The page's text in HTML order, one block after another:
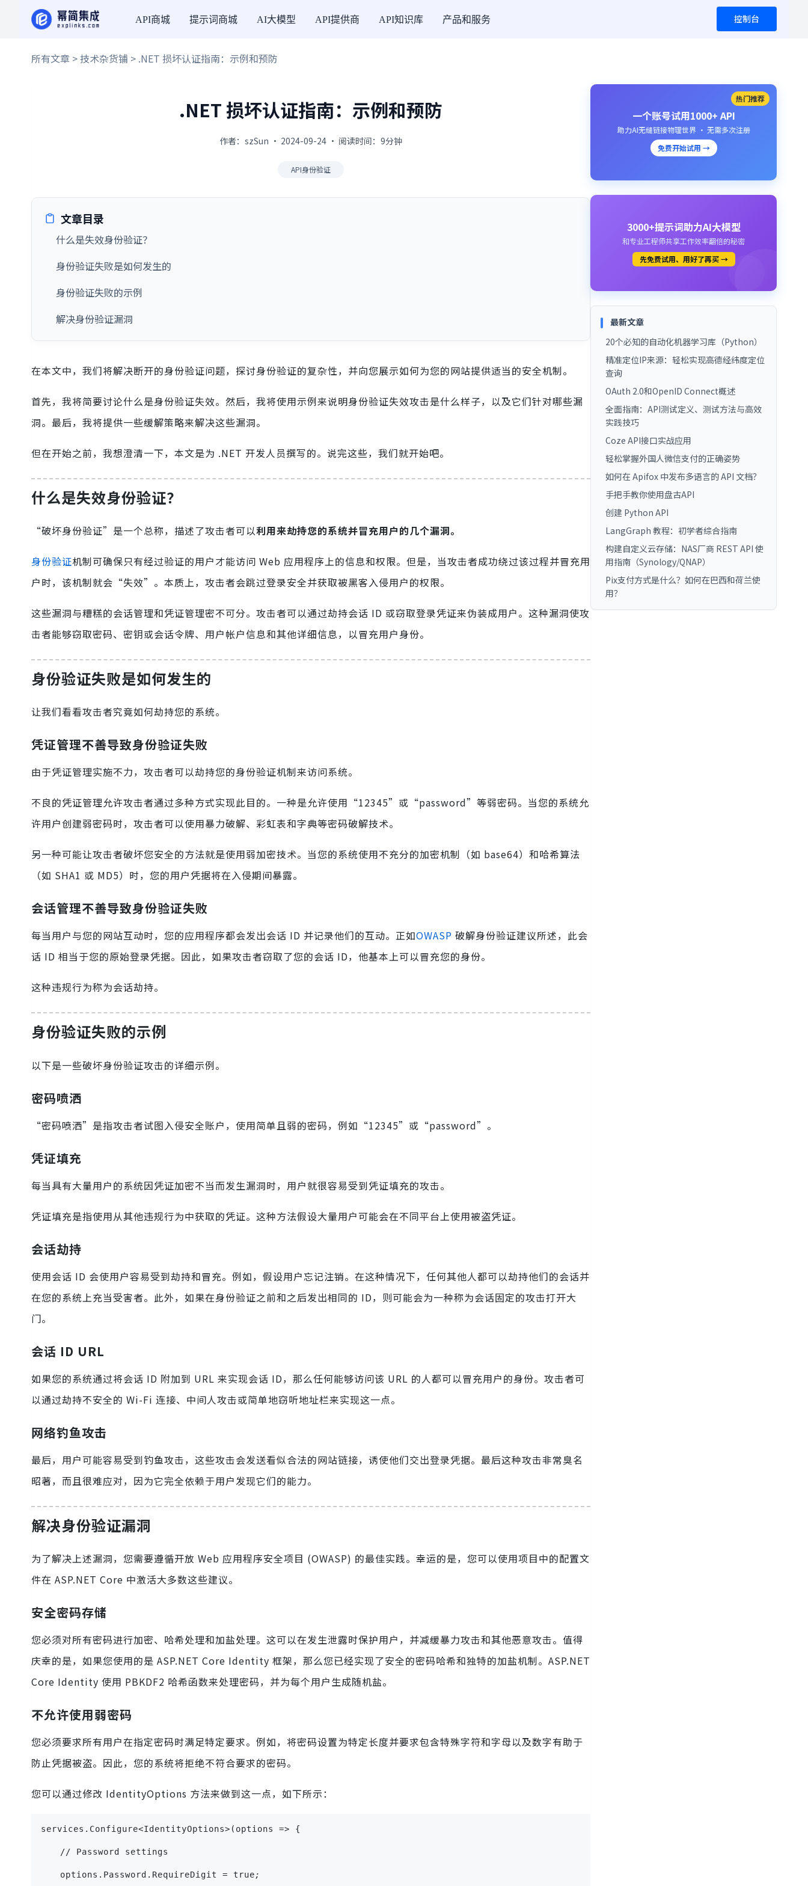
API商城 提示词商城 AI大模型 API提供商 API知识库 产品和服务 控制台
所有文章 >技术杂货铺 > .NET 损坏认证指南：示例和预防
.NET 损坏认证指南：示例和预防
作者：szSun · 2024-09-24 · 阅读时间：9分钟
API身份验证
文章目录
什么是失效身份验证？
身份验证失败是如何发生的
身份验证失败的示例
解决身份验证漏洞
在本文中，我们将解决断开的身份验证问题，探讨身份验证的复杂性，并向您展示如何为您的网站提供适当的安全机制。
首先，我将简要讨论什么是身份验证失效。然后，我将使用示例来说明身份验证失效攻击是什么样子，以及它们针对哪些漏
洞。最后，我将提供一些缓解策略来解决这些漏洞。
但在开始之前，我想澄清一下，本文是为 .NET 开发人员撰写的。说完这些，我们就开始吧。
什么是失效身份验证？
“破坏身份验证”是一个总称，描述了攻击者可以利用来劫持您的系统并冒充用户的几个漏洞。
身份验证机制可确保只有经过验证的用户才能访问 Web 应用程序上的信息和权限。但是，当攻击者成功绕过该过程并冒充用
户时，该机制就会“失效”。本质上，攻击者会跳过登录安全并获取被黑客入侵用户的权限。
这些漏洞与糟糕的会话管理和凭证管理密不可分。攻击者可以通过劫持会话 ID 或窃取登录凭证来伪装成用户。这种漏洞使攻
击者能够窃取密码、密钥或会话令牌、用户帐户信息和其他详细信息，以冒充用户身份。
身份验证失败是如何发生的
让我们看看攻击者究竟如何劫持您的系统。
凭证管理不善导致身份验证失败
由于凭证管理实施不力，攻击者可以劫持您的身份验证机制来访问系统。
不良的凭证管理允许攻击者通过多种方式实现此目的。一种是允许使用“12345”或“password”等弱密码。当您的系统允
许用户创建弱密码时，攻击者可以使用暴力破解、彩虹表和字典等密码破解技术。
另一种可能让攻击者破坏您安全的方法就是使用弱加密技术。当您的系统使用不充分的加密机制（如 base64）和哈希算法
（如 SHA1 或 MD5）时，您的用户凭据将在入侵期间暴露。
会话管理不善导致身份验证失败
每当用户与您的网站互动时，您的应用程序都会发出会话 ID 并记录他们的互动。正如OWASP 破解身份验证建议所述，此会
话 ID 相当于您的原始登录凭据。因此，如果攻击者窃取了您的会话 ID，他基本上可以冒充您的身份。
这种违规行为称为会话劫持。
身份验证失败的示例
以下是一些破坏身份验证攻击的详细示例。
密码喷洒
“密码喷洒”是指攻击者试图入侵安全账户，使用简单且弱的密码，例如“12345”或“password”。
凭证填充
每当具有大量用户的系统因凭证加密不当而发生漏洞时，用户就很容易受到凭证填充的攻击。
凭证填充是指使用从其他违规行为中获取的凭证。这种方法假设大量用户可能会在不同平台上使用被盗凭证。
会话劫持
使用会话 ID 会使用户容易受到劫持和冒充。例如，假设用户忘记注销。在这种情况下，任何其他人都可以劫持他们的会话并
在您的系统上充当受害者。此外，如果在身份验证之前和之后发出相同的 ID，则可能会为一种称为会话固定的攻击打开大
门。
会话 ID URL
如果您的系统通过将会话 ID 附加到 URL 来实现会话 ID，那么任何能够访问该 URL 的人都可以冒充用户的身份。攻击者可
以通过劫持不安全的 Wi-Fi 连接、中间人攻击或简单地窃听地址栏来实现这一点。
网络钓鱼攻击
最后，用户可能容易受到钓鱼攻击，这些攻击会发送看似合法的网站链接，诱使他们交出登录凭据。最后这种攻击非常臭名
昭著，而且很难应对，因为它完全依赖于用户发现它们的能力。
解决身份验证漏洞
为了解决上述漏洞，您需要遵循开放 Web 应用程序安全项目 (OWASP) 的最佳实践。幸运的是，您可以使用项目中的配置文
件在 ASP.NET Core 中激活大多数这些建议。
安全密码存储
您必须对所有密码进行加密、哈希处理和加盐处理。这可以在发生泄露时保护用户，并减缓暴力攻击和其他恶意攻击。值得
庆幸的是，如果您使用的是 ASP.NET Core Identity 框架，那么您已经实现了安全的密码哈希和独特的加盐机制。ASP.NET
Core Identity 使用 PBKDF2 哈希函数来处理密码，并为每个用户生成随机盐。
不允许使用弱密码
您必须要求所有用户在指定密码时满足特定要求。例如，将密码设置为特定长度并要求包含特殊字符和字母以及数字有助于
防止凭据被盗。因此，您的系统将拒绝不符合要求的密码。
您可以通过修改 IdentityOptions 方法来做到这一点，如下所示：
services.Configure<IdentityOptions>(options => {
	// Password settings
	options.Password.RequireDigit = true
;
热门推荐
一个账号试用1000+ API
助力AI无缝链接物理世界 · 无需多次注册
免费开始试用 →
3000+提示词助力AI大模型
和专业工程师共享工作效率翻倍的秘密
先免费试用、用好了再买 →
最新文章
20个必知的自动化机器学习库（Python）
精准定位IP来源：轻松实现高德经纬度定位
查询
OAuth 2.0和OpenID Connect概述
全面指南：API测试定义、测试方法与高效
实践技巧
Coze API接口实战应用
轻松掌握外国人微信支付的正确姿势
如何在 Apifox 中发布多语言的 API 文档？
手把手教你使用盘古API
创建 Python API
LangGraph 教程：初学者综合指南
构建自定义云存储：NAS厂商 REST API 使
用指南（Synology/QNAP）
Pix支付方式是什么？如何在巴西和荷兰使
用？